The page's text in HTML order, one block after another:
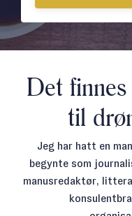
Det
til
Jeg har hatt en
begynte som
manusredaktør,